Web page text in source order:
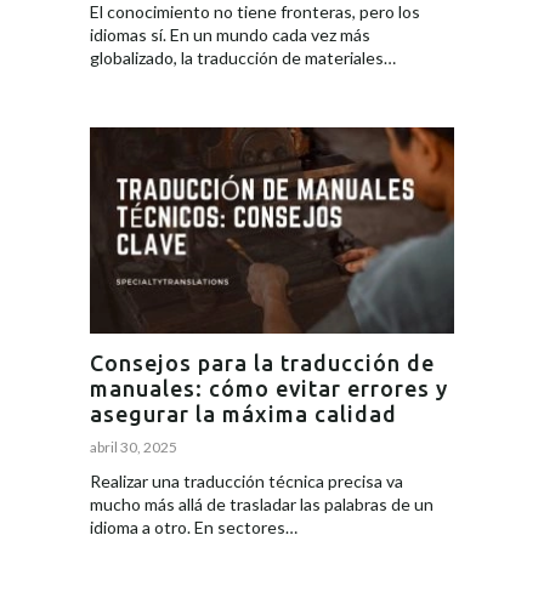
El conocimiento no tiene fronteras, pero los
idiomas sí. En un mundo cada vez más
globalizado, la traducción de materiales…
Consejos para la traducción de
manuales: cómo evitar errores y
asegurar la máxima calidad
abril 30, 2025
Realizar una traducción técnica precisa va
mucho más allá de trasladar las palabras de un
idioma a otro. En sectores…